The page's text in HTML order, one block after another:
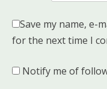
Save my name, e-
for the next time I
Notify me of